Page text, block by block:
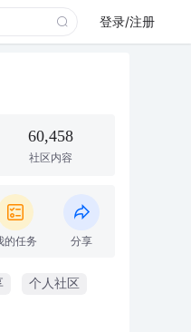
登录/注册
60,458
社区内容
的任务 分享
个人社区